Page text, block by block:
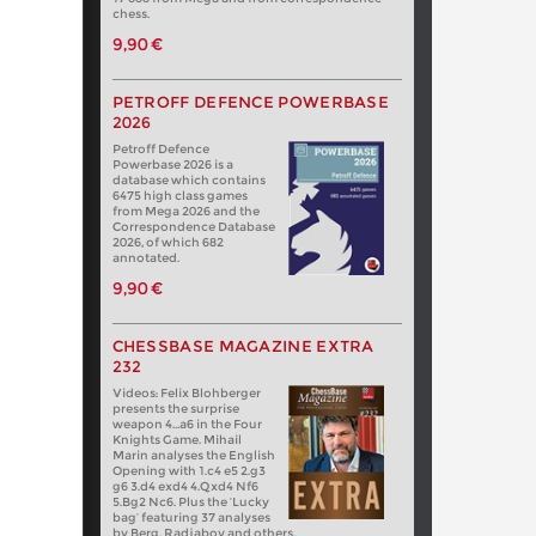
chess.
9,90 €
PETROFF DEFENCE POWERBASE
2026
Petroff Defence
Powerbase 2026 is a
database which contains
6475 high class games
from Mega 2026 and the
Correspondence Database
2026, of which 682
annotated.
9,90 €
CHESSBASE MAGAZINE EXTRA
232
Videos: Felix Blohberger
presents the surprise
weapon 4…a6 in the Four
Knights Game. Mihail
Marin analyses the English
Opening with 1.c4 e5 2.g3
g6 3.d4 exd4 4.Qxd4 Nf6
5.Bg2 Nc6. Plus the ‘Lucky
bag’ featuring 37 analyses